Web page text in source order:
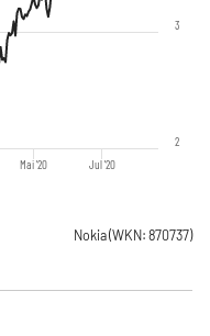
Mai '20 Jul '20
2
3
Nokia(WKN: 870737)